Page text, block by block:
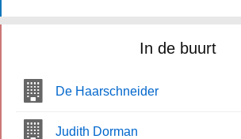
In de buurt
De Haarschneider
Judith Dorman